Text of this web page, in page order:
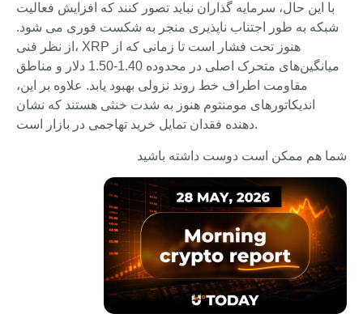
با این حال، سرمایه گذاران نباید تصور کنند که افزایش فعالیت
شبکه به طور اجتناب ناپذیری منجر به شکست فوری می شود.
از نظر فنی، XRP هنوز تحت فشار است تا زمانی که از
میانگین‌های متحرک اصلی در محدوده 1.40-1.50 دلار و مناطق
مقاومت اطراف خط روند نزولی بهبود یابد. علاوه بر این،
اندیکاتورهای مومنتوم هنوز به شدت خنثی هستند که نشان
دهنده فقدان تمایل خرید تهاجمی در بازار است.
شما هم ممکن است دوست داشته باشید